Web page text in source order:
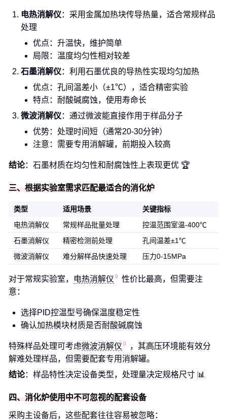
电热消解仪：采用金属加热块传导热量，适合常规样品
处理
优点：升温快，维护简单
局限：温度均匀性相对较差
石墨消解仪：利用石墨优良的导热性实现均匀加热
优点：孔间温差小（±1℃），适合精密实验
特点：耐酸碱腐蚀，使用寿命长
微波消解仪：通过微波能直接作用于样品分子
优势：处理时间短（通常20-30分钟）
注意：需要专用消解罐，前期投入较高
结论：石墨材质在均匀性和耐腐蚀性上表现更优 🏆
三、根据实验室需求匹配最适合的消化炉
类型 适用场景
关键指标
电热消解仪
常规样品批量处理
控温范围室温-400℃
石墨消解仪
精密检测前处理
孔间温差±1℃
微波消解仪
难分解样品快速处理 压力0-15MPa
对于常规实验室， 电热消解仪
性价比最高，但需要注
意：
选择PID控温型号确保温度稳定性
确认加热模块材质是否耐酸碱腐蚀
特殊样品处理可考虑微波消解仪
，其高压环境能有效分
解难处理样品，但需要配套专用消解罐。
结论：样品特性决定设备类型，处理量决定规格尺寸 📊
四、消化炉使用中不可忽视的配套设备
采购主设备后，这些配套往往容易被忽略：